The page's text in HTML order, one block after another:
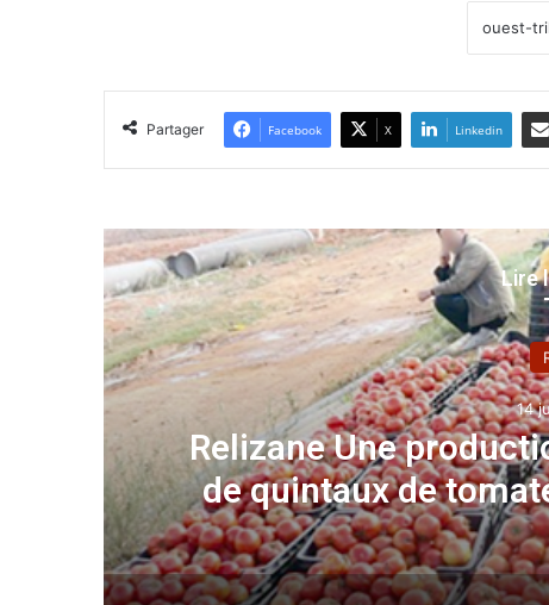
Partager Facebook X Linkedin
Lire
14
Relizane Une
de quintaux de